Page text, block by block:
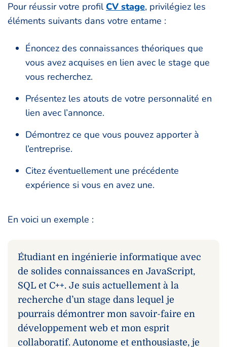
Pour réussir votre profil CV stage, privilégiez les
éléments suivants dans votre entame :
Énoncez des connaissances théoriques que
vous avez acquises en lien avec le stage que
vous recherchez.
Présentez les atouts de votre personnalité en
lien avec l’annonce.
Démontrez ce que vous pouvez apporter à
l’entreprise.
Citez éventuellement une précédente
expérience si vous en avez une.
En voici un exemple :
Étudiant en ingénierie informatique avec
de solides connaissances en JavaScript,
SQL et C++. Je suis actuellement à la
recherche d’un stage dans lequel je
pourrais démontrer mon savoir-faire en
développement web et mon esprit
collaboratif. Autonome et enthousiaste, je